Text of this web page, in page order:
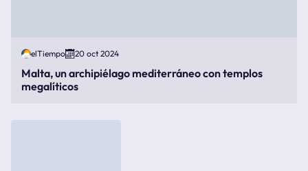
elTiempo 20 oct 2024
Malta, un archipiélago mediterráneo con templos
megalíticos